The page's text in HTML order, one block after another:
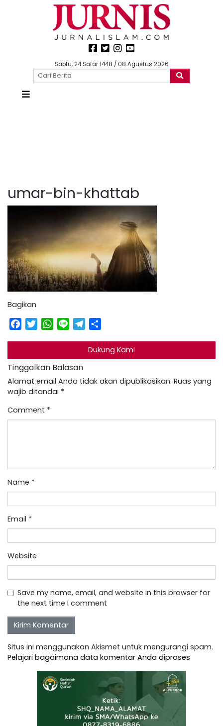
Sabtu, 24 Safar 1448 / 08 Agustus 2026
umar-bin-khattab
Bagikan
Facebook
TwitterWhatsApp
Line Telegram
Dukung Kami
Tinggalkan Balasan
Alamat email Anda tidak akan dipublikasikan. Ruas yang
wajib ditandai *
Comment *
Name *
Email *
Website
Save my name, email, and website in this browser for
the next time I comment
Situs ini menggunakan Akismet untuk mengurangi spam.
Pelajari bagaimana data komentar Anda diproses